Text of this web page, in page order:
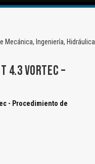
Mecánica, Ingeniería, Hidráulica
4.3 VORTEC –
- Procedimiento de